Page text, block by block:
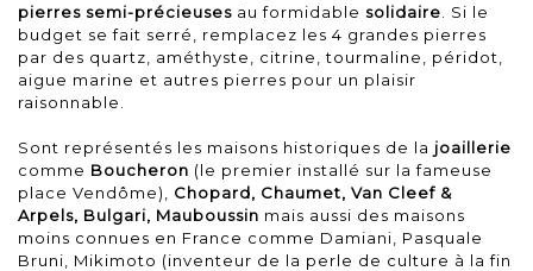
pierres semi-précieuses au formidable solidaire . Si le
budget se fait serré, remplacez les 4 grandes pierres
par des quartz, améthyste, citrine, tourmaline, péridot,
aigue marine et autres pierres pour un plaisir
raisonnable.
Sont représentés les maisons historiques de la joaillerie
comme Boucheron (le premier installé sur la fameuse
place Vendôme), Chopard, Chaumet, Van Cleef &
Arpels, Bulgari, Mauboussin mais aussi des maisons
moins connues en France comme Damiani, Pasquale
Bruni, Mikimoto (inventeur de la perle de culture à la fin